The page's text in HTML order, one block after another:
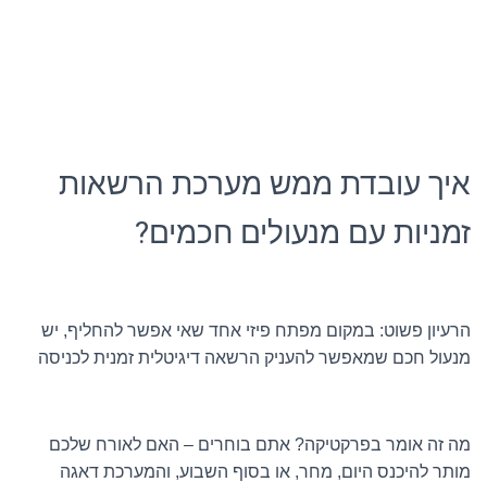
איך עובדת ממש מערכת הרשאות
זמניות עם מנעולים חכמים?
הרעיון פשוט: במקום מפתח פיזי אחד שאי אפשר להחליף, יש
מנעול חכם שמאפשר להעניק הרשאה דיגיטלית זמנית לכניסה
מה זה אומר בפרקטיקה? אתם בוחרים – האם לאורח שלכם
מותר להיכנס היום, מחר, או בסוף השבוע, והמערכת דאגה